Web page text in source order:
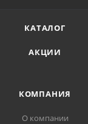
КАТАЛОГ
АКЦИИ
КОМПАНИЯ
О компании